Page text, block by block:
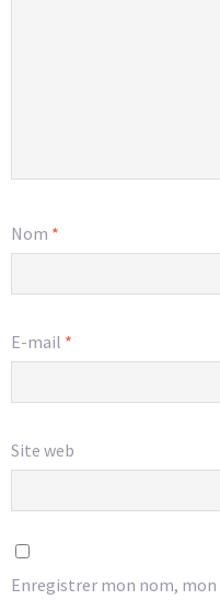
Nom *
E-mail *
Site web
Enregistrer mon nom,